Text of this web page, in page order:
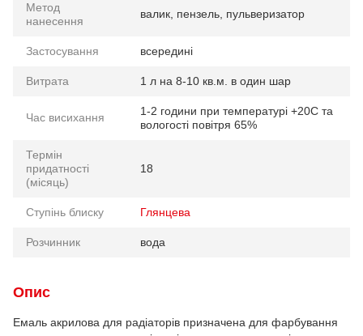
Метод
нанесення
валик, пензель, пульверизатор
Застосування всередині
Витрата 1 л на 8-10 кв.м. в один шар
Час висихання
1-2 години при температурі +20С та
вологості повітря 65%
Термін
придатності
(місяць)
18
Ступінь блиску Глянцева
Розчинник вода
Опис
Емаль акрилова для радіаторів призначена для фарбування